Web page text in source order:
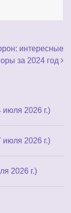
интересные
за 2024 год
2026 г.)
2026 г.)
2026 г.)